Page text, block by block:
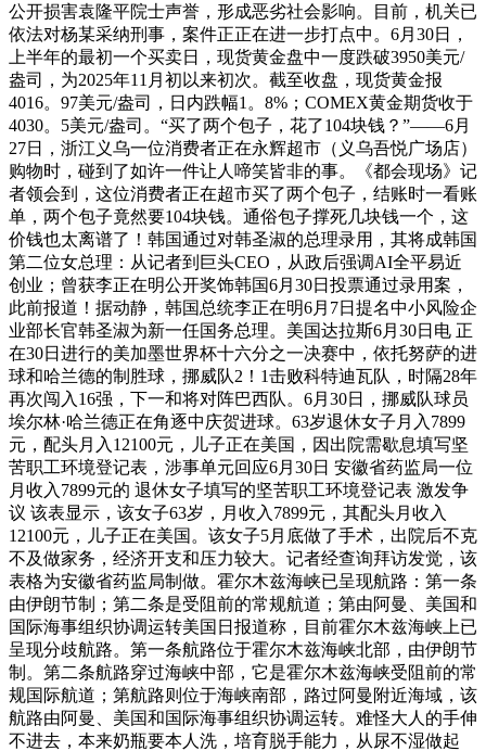
公开损害袁隆平院士声誉，形成恶劣社会影响。目前，机关已
依法对杨某采纳刑事，案件正正在进一步打点中。6月30日，
上半年的最初一个买卖日，现货黄金盘中一度跌破3950美元/
盎司，为2025年11月初以来初次。截至收盘，现货黄金报
4016。97美元/盎司，日内跌幅1。8%；COMEX黄金期货收于
4030。5美元/盎司。“买了两个包子，花了104块钱？”——6月
27日，浙江义乌一位消费者正在永辉超市（义乌吾悦广场店）
购物时，碰到了如许一件让人啼笑皆非的事。《都会现场》记
者领会到，这位消费者正在超市买了两个包子，结账时一看账
单，两个包子竟然要104块钱。通俗包子撑死几块钱一个，这
价钱也太离谱了！韩国通过对韩圣淑的总理录用，其将成韩国
第二位女总理：从记者到巨头CEO，从政后强调AI全平易近
创业；曾获李正在明公开奖饰韩国6月30日投票通过录用案，
此前报道！据动静，韩国总统李正在明6月7日提名中小风险企
业部长官韩圣淑为新一任国务总理。美国达拉斯6月30日电 正
在30日进行的美加墨世界杯十六分之一决赛中，依托努萨的进
球和哈兰德的制胜球，挪威队2！1击败科特迪瓦队，时隔28年
再次闯入16强，下一和将对阵巴西队。6月30日，挪威队球员
埃尔林·哈兰德正在角逐中庆贺进球。63岁退休女子月入7899
元，配头月入12100元，儿子正在美国，因出院需歇息填写坚
苦职工环境登记表，涉事单元回应6月30日 安徽省药监局一位
月收入7899元的 退休女子填写的坚苦职工环境登记表 激发争
议 该表显示，该女子63岁，月收入7899元，其配头月收入
12100元，儿子正在美国。该女子5月底做了手术，出院后不克
不及做家务，经济开支和压力较大。记者经查询拜访发觉，该
表格为安徽省药监局制做。霍尔木兹海峡已呈现航路：第一条
由伊朗节制；第二条是受阻前的常规航道；第由阿曼、美国和
国际海事组织协调运转美国日报道称，目前霍尔木兹海峡上已
呈现分歧航路。第一条航路位于霍尔木兹海峡北部，由伊朗节
制。第二条航路穿过海峡中部，它是霍尔木兹海峡受阻前的常
规国际航道；第航路则位于海峡南部，路过阿曼附近海域，该
航路由阿曼、美国和国际海事组织协调运转。难怪大人的手伸
不进去，本来奶瓶要本人洗，培育脱手能力，从尿不湿做起